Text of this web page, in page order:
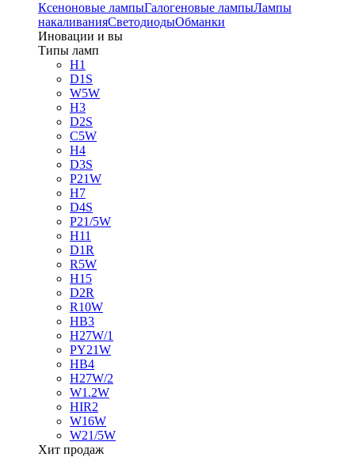
Ксеноновые лампыГалогеновые лампыЛампы
накаливанияСветодиодыОбманки
Иновации и вы
Типы ламп
H1
D1S
W5W
H3
D2S
C5W
H4
D3S
P21W
H7
D4S
P21/5W
H11
D1R
R5W
H15
D2R
R10W
HB3
H27W/1
PY21W
HB4
H27W/2
W1.2W
HIR2
W16W
W21/5W
Хит продаж